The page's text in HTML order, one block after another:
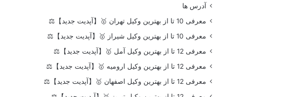
آدرس ها
معرفی 10 تا از بهترین وکیل تهران 🥇【آپدیت جدید】⚖️
معرفی 10 تا از بهترین وکیل شیراز 🥇【آپدیت جدید】⚖️
معرفی 12 تا از بهترین وکیل آمل 🥇【آپدیت جدید】⚖️
معرفی 12 تا از بهترین وکیل ارومیه 🥇【آپدیت جدید】⚖️
معرفی 12 تا از بهترین وکیل اصفهان 🥇【آپدیت جدید】⚖️